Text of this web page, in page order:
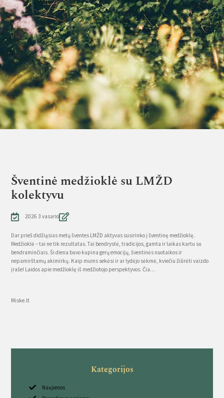
Šventinė medžioklė su LMŽD
kolektyvu
2026 3 vasario
Dar prieš didžiąsias metų šventes LMŽD aktyvas susirinko į šventinę medžioklę.
Medžioklė – tai ne tik rezultatas. Tai bendrystė, tradicijos, gamta ir laikas kartu su
bendraminčiais. Ši diena buvo kupina gerų emocijų, šventinės nuotaikos ir
nepamirštamų akimirkų. Kaip mums sekėsi ir ar lydėjo sėkmė, kviečiu žiūrėti vaizdo
įraše! Laidos apie medžioklę iš medžiotojo perspektyvos. Čia…
Miske.lt
Kategorijos
Naujienos